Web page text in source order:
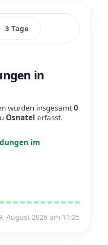
3 Tage
in
wurden insgesamt0
Osnatel erfasst.
im
August 2026 um 11:25